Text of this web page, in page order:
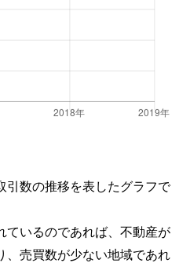
引数の推移を表したグラフで
ているのであれば、不動産が
、売買数が少ない地域であれ